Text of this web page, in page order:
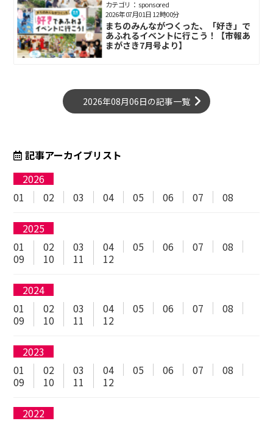
カテゴリ： sponsored
まちのみんながつくった、「好き」で
あふれるイベントに行こう！【市報あ
まがさき7月号より】
2026年07月01日 12時00分
2026年08月06日の記事一覧
記事アーカイブリスト
2026
01
02 03 04 05 06 07 08
2025
01
02 03 04 05 06 07
08
09
10 11 12
2024
01
02 03 04 05 06 07
08
09
10 11 12
2023
01
02 03 04 05 06 07
08
09
10 11 12
2022